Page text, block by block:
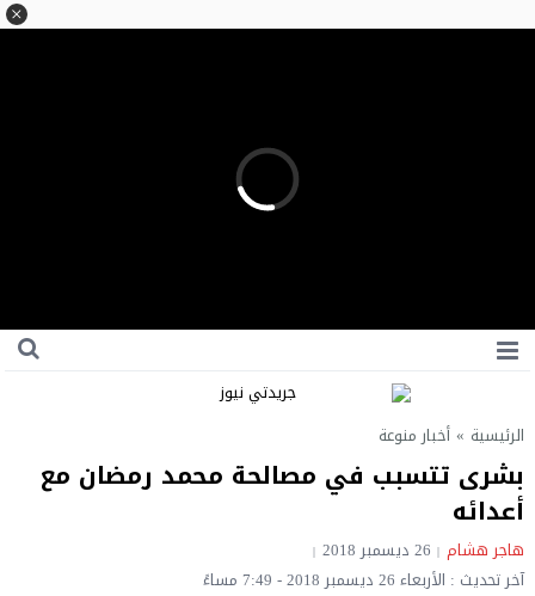
الرئيسية » أخبار منوعة
بشرى تتسبب في مصالحة محمد رمضان مع
أعدائه
هاجر هشام 26 ديسمبر 2018
آخر تحديث : الأربعاء 26 ديسمبر 2018 - 7:49 مساءً